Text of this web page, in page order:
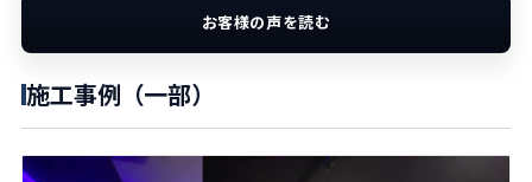
お客様の声を読む
施工事例（一部）